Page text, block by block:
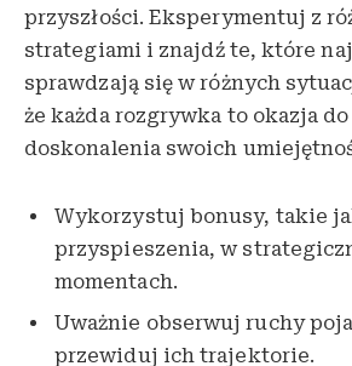
przyszłości. Eksperymentuj z
strategiami i znajdź te, które
sprawdzają się w różnych
że każda rozgrywka to okazja
doskonalenia swoich
Wykorzystuj bonusy, takie
przyspieszenia, w
momentach.
Uważnie obserwuj ruchy
przewiduj ich trajektorie.